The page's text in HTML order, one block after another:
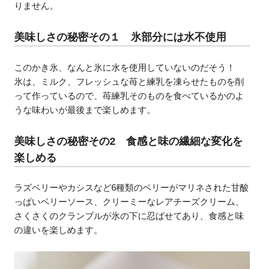
りません。
美味しさの秘密その１ 氷部分には水不使用
このかき氷、なんと氷に水を使用していないのだそう！
氷は、ミルク、フレッシュな苺と練乳を凍らせたものを削
って作っているので、苺練乳そのものを食べているかのよ
うな味わいが最後まで楽しめます。
美味しさの秘密その2 食感と味の繊細な変化を
楽しめる
ラズベリーやカシスなど6種類のベリーがマリネされた甘酸
っぱいベリーソース、クリーミーなレアチーズクリーム、
さくさくのクランブルが氷の下に忍ばせてあり、食感と味
の違いを楽しめます。